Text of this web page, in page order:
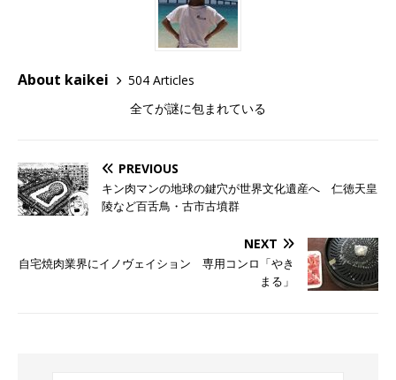
About kaikei
504 Articles
全てが謎に包まれている
PREVIOUS
キン肉マンの地球の鍵穴が世界文化遺産へ 仁徳天皇
陵など百舌鳥・古市古墳群
NEXT
自宅焼肉業界にイノヴェイション 専用コンロ「やき
まる」